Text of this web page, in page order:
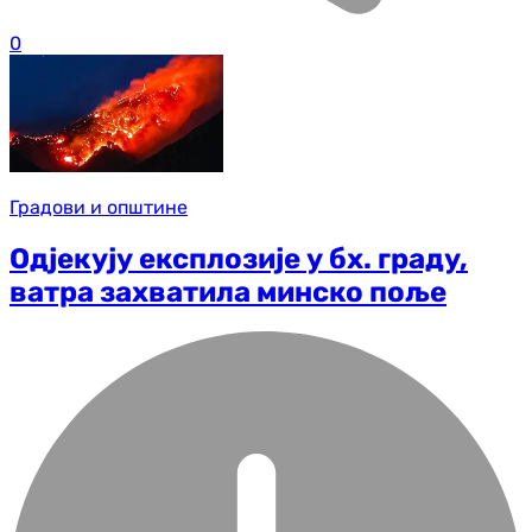
0
Градови и општине
Одјекују експлозије у бх. граду,
ватра захватила минско поље